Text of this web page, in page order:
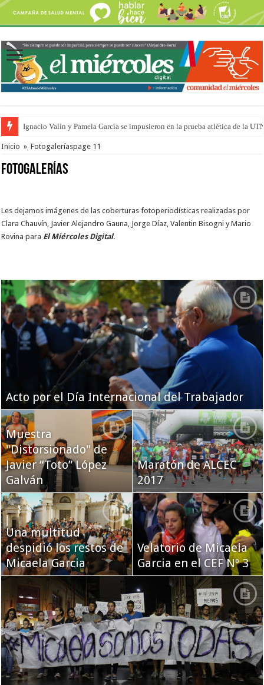
Ignacio Valín y Pamela García se impusieron en la prueba atlética de la
Inicio » Fotogaleríaspage 11
Fotogalerías
Les dejamos imágenes de las coberturas fotoperiodísticas realizadas por
Clara Chauvín, Javier Alejandro Gauna, Jorge Díaz, Valentin Bisogni y Mario
Rovina para El Miércoles Digital.
Acto por el Día Internacional del Trabajador
Muestra
"Distorsionado" de
Javier “Toto” López
Galván
Maratón de ALCEC
2017
Una multitud
despidió los restos de
Micaela Garcia
Velatorio de Micaela
Garcia en el CEF Nº 3